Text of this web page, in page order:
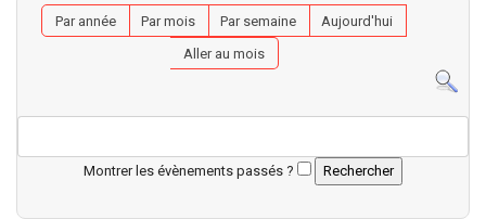
Par année Par mois Par semaine
Aujourd'hui
Aller au mois
Montrer les évènements passés ?